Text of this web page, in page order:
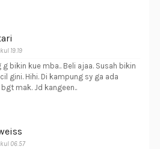
19.19
g bikin kue mba.. Beli ajaa. Susah bikin
gini. Hihi. Di kampung sy ga ada
mak. Jd kangeen..
06.57